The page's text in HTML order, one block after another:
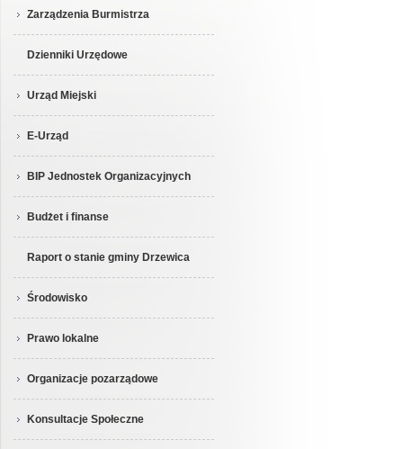
Zarządzenia Burmistrza
Dzienniki Urzędowe
Urząd Miejski
E-Urząd
BIP Jednostek Organizacyjnych
Budżet i finanse
Raport o stanie gminy Drzewica
Środowisko
Prawo lokalne
Organizacje pozarządowe
Konsultacje Społeczne